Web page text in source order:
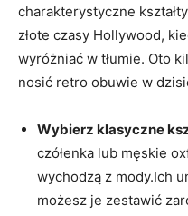
charakterystyczne
złote czasy Hollywood,
wyróżniać w tłumie. Oto
nosić retro obuwie w
Wybierz klasyczne
czółenka lub męskie
wychodzą z mody.Ich
możesz je zestawić